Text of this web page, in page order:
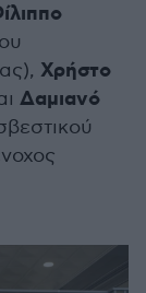
Χρήστο
Δαμιανό